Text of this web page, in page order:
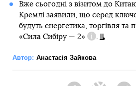
Вже сьогодні з візитом до
Кремлі заявили, що серед
будуть енергетика, торгівля та
«Сила Сибіру — 2»
Довідка
.
Автор: Анастасія Зайкова